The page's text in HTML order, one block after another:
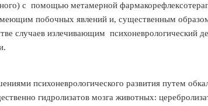
с помощью метамерной
побочных явлений и, существенным
случаев излечивающим психоневрологический
психоневрологического развития путем
гидролизатов мозга животных: